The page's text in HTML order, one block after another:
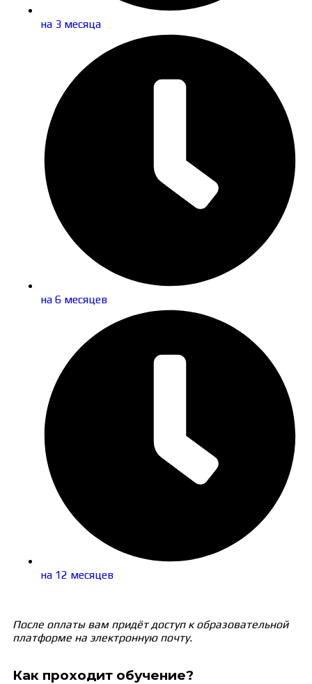
на 3 месяца
на 6 месяцев
на 12 месяцев
После оплаты вам придёт доступ к образовательной
платформе на электронную почту.
Как проходит обучение?